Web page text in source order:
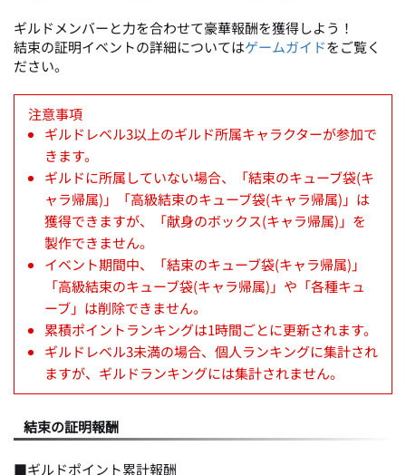
ギルドメンバーと力を合わせて豪華報酬を獲得しよう！
結束の証明イベントの詳細についてはゲームガイドをご覧く
ださい。
注意事項
ギルドレベル3以上のギルド所属キャラクターが参加で
きます。
ギルドに所属していない場合、「結束のキューブ袋(キ
ャラ帰属)」「高級結束のキューブ袋(キャラ帰属)」は
獲得できますが、「献身のボックス(キャラ帰属)」を
製作できません。
イベント期間中、「結束のキューブ袋(キャラ帰属)」
「高級結束のキューブ袋(キャラ帰属)」や「各種キュ
ーブ」は削除できません。
累積ポイントランキングは1時間ごとに更新されます。
ギルドレベル3未満の場合、個人ランキングに集計され
ますが、ギルドランキングには集計されません。
結束の証明報酬
■ギルドポイント累計報酬